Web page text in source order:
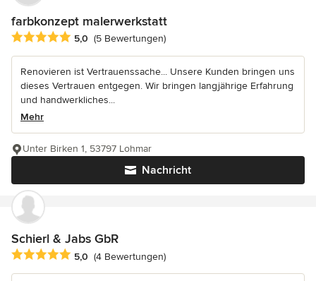
farbkonzept malerwerkstatt
Durchschnittliche Bewertung: 5 von 5 Sternen
5,0 (5 Bewertungen)
Renovieren ist Vertrauenssache... Unsere Kunden bringen uns
dieses Vertrauen entgegen. Wir bringen langjährige Erfahrung
und handwerkliches...
Mehr
Nachricht
Unter Birken 1, 53797 Lohmar
Schierl & Jabs GbR
Durchschnittliche Bewertung: 5 von 5 Sternen
5,0 (4 Bewertungen)